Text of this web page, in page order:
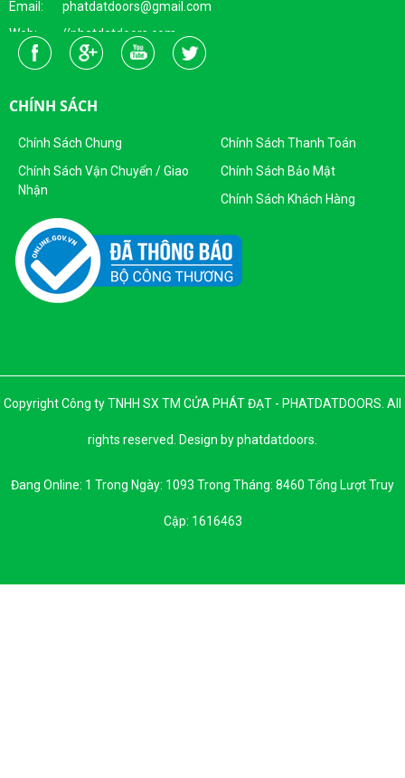
Email: phatdatdoors@gmail.com
Web: //phatdatdoors.com
Fanpage : https://www.facebook.com/cuaphatdat
DKKD: 0313215412
Ngày Cấp: 16/04/2015
Nơi Cấp: Sở KHĐT Thành Phố Hồ Chí Minh
Sản Phẩm Của Công Ty TNHH SX - TM CỬA PHÁT ĐẠT
CHÍNH SÁCH
Chính Sách Chung
Chính Sách Thanh Toán
Chính Sách Vận Chuyển / Giao
Nhận
Chính Sách Bảo Mật
Chính Sách Khách Hàng
Copyright Công ty TNHH SX TM CỬA PHÁT ĐẠT - PHATDATDOORS. All
rights reserved. Design by phatdatdoors.
Đang Online: 1 Trong Ngày: 1093 Trong Tháng: 8460 Tổng Lượt Truy
Cập: 1616463